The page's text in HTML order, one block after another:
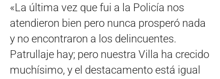
«La última vez que fui a la Policía nos
atendieron bien pero nunca prosperó nada
y no encontraron a los delincuentes.
Patrullaje hay; pero nuestra Villa ha crecido
muchísimo, y el destacamento está igual